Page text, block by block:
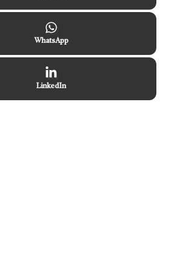
WhatsApp
LinkedIn